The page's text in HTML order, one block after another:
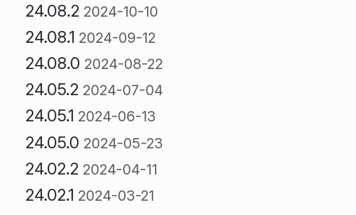
24.08.2 2024-10-10
24.08.1 2024-09-12
24.08.0 2024-08-22
24.05.2 2024-07-04
24.05.1 2024-06-13
24.05.0 2024-05-23
24.02.2 2024-04-11
24.02.1 2024-03-21